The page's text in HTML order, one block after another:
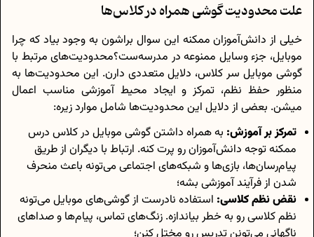
علت محدودیت گوشی همراه در کلاس‌ها
خیلی از دانش‌آموزان ممکنه این سوال براشون به وجود بیاد که چرا
موبایل، جزء وسایل ممنوعه در مدرسه‌ست؟محدودیت‌های مرتبط با
گوشی‌ موبایل سر کلاس، دلایل متعددی دارن. این محدودیت‌ها به
منظور حفظ نظم، تمرکز و ایجاد محیط آموزشی مناسب اعمال
میشن. بعضی از دلایل این محدودیت‌ها شامل موارد زیره:
تمرکز بر آموزش: به همراه داشتن گوشی‌ موبایل در کلاس‌ درس
ممکنه توجه دانش‌آموزان رو پرت کنه. ارتباط با دیگران از طریق
پیام‌رسان‌ها، بازی‌ها و شبکه‌های اجتماعی می‌تونه باعث منحرف
شدن از فرآیند آموزشی بشه؛
نقض نظم کلاسی: استفاده نادرست از گوشی‌های موبایل می‌تونه
نظم کلاسی رو به خطر بیاندازه. زنگ‌های تماس، پیام‌ها و صداهای